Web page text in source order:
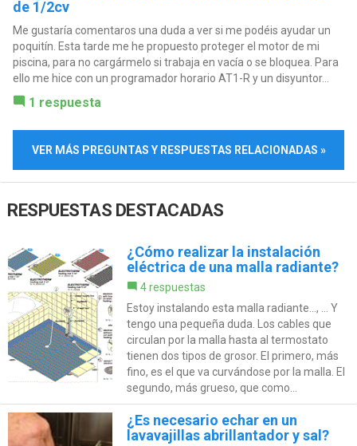
de 1/2cv
Me gustaría comentaros una duda a ver si me podéis ayudar un
poquitín. Esta tarde me he propuesto proteger el motor de mi
piscina, para no cargármelo si trabaja en vacía o se bloquea. Para
ello me hice con un programador horario AT1-R y un disyuntor...
1 respuesta
VER MÁS PREGUNTAS Y RESPUESTAS RELACIONADAS »
RESPUESTAS DESTACADAS
¿Cómo realizar la instalación
eléctrica de una malla radiante?
4 respuestas
Estoy instalando esta malla radiante..., ... Y
tengo una pequeña duda. Los cables que
circulan por la malla hasta al termostato
tienen dos tipos de grosor. El primero, más
fino, es el que va curvándose por la malla. El
segundo, más grueso, que como...
¿Es necesario echar en un
lavavajillas abrillantador y sal?